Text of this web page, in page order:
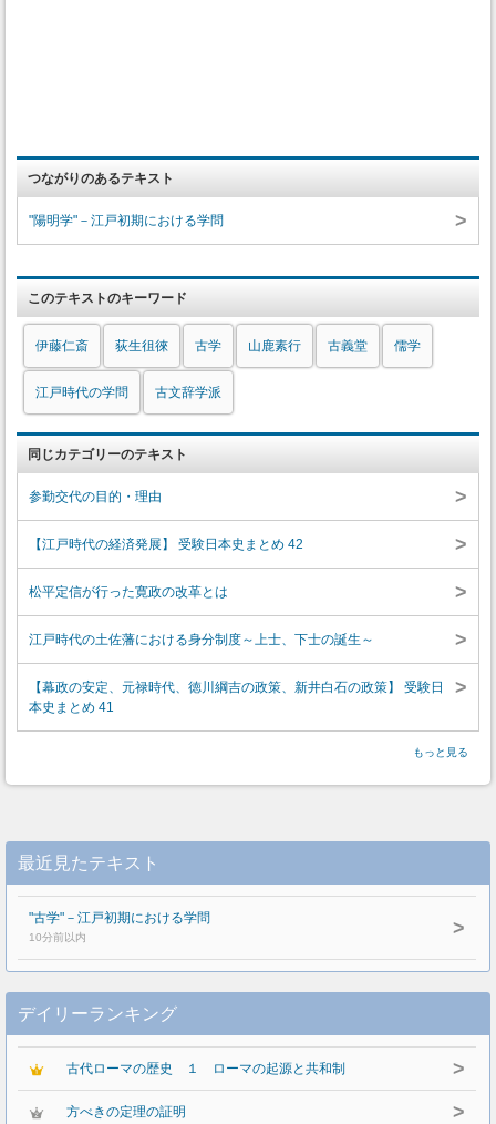
つながりのあるテキスト
"陽明学"－江戸初期における学問 >
このテキストのキーワード
伊藤仁斎 荻生徂徠 古学 山鹿素行 古義堂 儒学
江戸時代の学問 古文辞学派
同じカテゴリーのテキスト
参勤交代の目的・理由 >
【江戸時代の経済発展】 受験日本史まとめ 42 >
松平定信が行った寛政の改革とは >
江戸時代の土佐藩における身分制度～上士、下士の誕生～ >
【幕政の安定、元禄時代、徳川綱吉の政策、新井白石の政策】 受験日
本史まとめ 41
>
もっと見る
最近見たテキスト
"古学"－江戸初期における学問
10分前以内 >
デイリーランキング
古代ローマの歴史 １ ローマの起源と共和制 >
方べきの定理の証明 >